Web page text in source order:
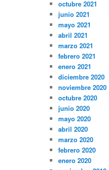
octubre 2021
junio 2021
mayo 2021
abril 2021
marzo 2021
febrero 2021
enero 2021
diciembre 2020
noviembre 2020
octubre 2020
junio 2020
mayo 2020
abril 2020
marzo 2020
febrero 2020
enero 2020